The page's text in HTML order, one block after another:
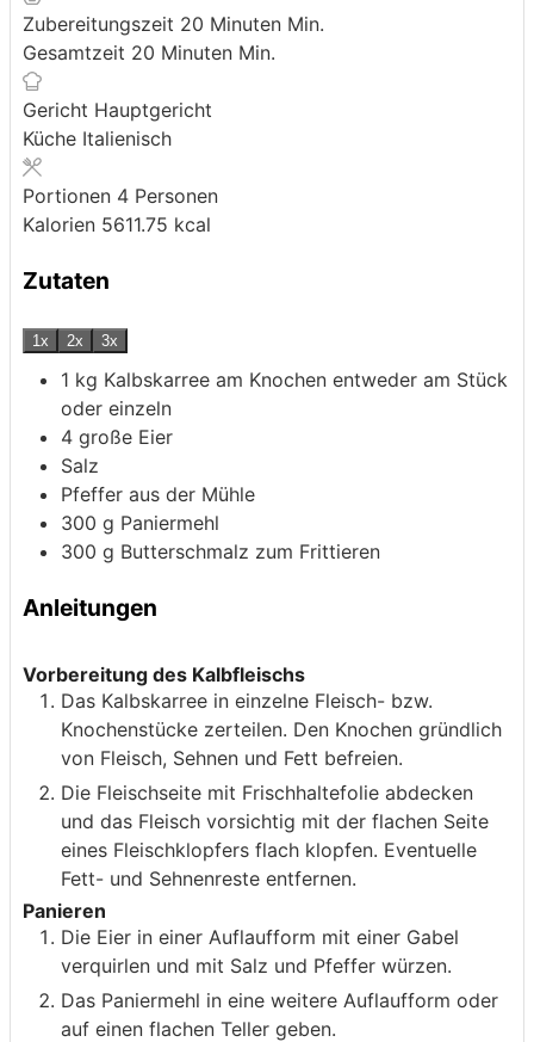
Zubereitungszeit 20 Minuten Min.
Gesamtzeit 20 Minuten Min.
Gericht Hauptgericht
Küche Italienisch
Portionen 4 Personen
Kalorien 5611.75 kcal
Zutaten
1x 2x 3x
1 kg Kalbskarree am Knochen entweder am Stück
oder einzeln
4 große Eier
Salz
Pfeffer aus der Mühle
300 g Paniermehl
300 g Butterschmalz zum Frittieren
Anleitungen
Vorbereitung des Kalbfleischs
Das Kalbskarree in einzelne Fleisch- bzw.
Knochenstücke zerteilen. Den Knochen gründlich
von Fleisch, Sehnen und Fett befreien.
Die Fleischseite mit Frischhaltefolie abdecken
und das Fleisch vorsichtig mit der flachen Seite
eines Fleischklopfers flach klopfen. Eventuelle
Fett- und Sehnenreste entfernen.
Panieren
Die Eier in einer Auflaufform mit einer Gabel
verquirlen und mit Salz und Pfeffer würzen.
Das Paniermehl in eine weitere Auflaufform oder
auf einen flachen Teller geben.